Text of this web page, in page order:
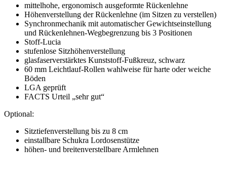
mittelhohe, ergonomisch ausgeformte Rückenlehne
Höhenverstellung der Rückenlehne (im Sitzen zu verstellen)
Synchronmechanik mit automatischer Gewichtseinstellung
und Rückenlehnen-Wegbegrenzung bis 3 Positionen
Stoff-Lucia
stufenlose Sitzhöhenverstellung
glasfaserverstärktes Kunststoff-Fußkreuz, schwarz
60 mm Leichtlauf-Rollen wahlweise für harte oder weiche
Böden
LGA geprüft
FACTS Urteil „sehr gut“
Optional:
Sitztiefenverstellung bis zu 8 cm
einstallbare Schukra Lordosenstütze
höhen- und breitenverstellbare Armlehnen